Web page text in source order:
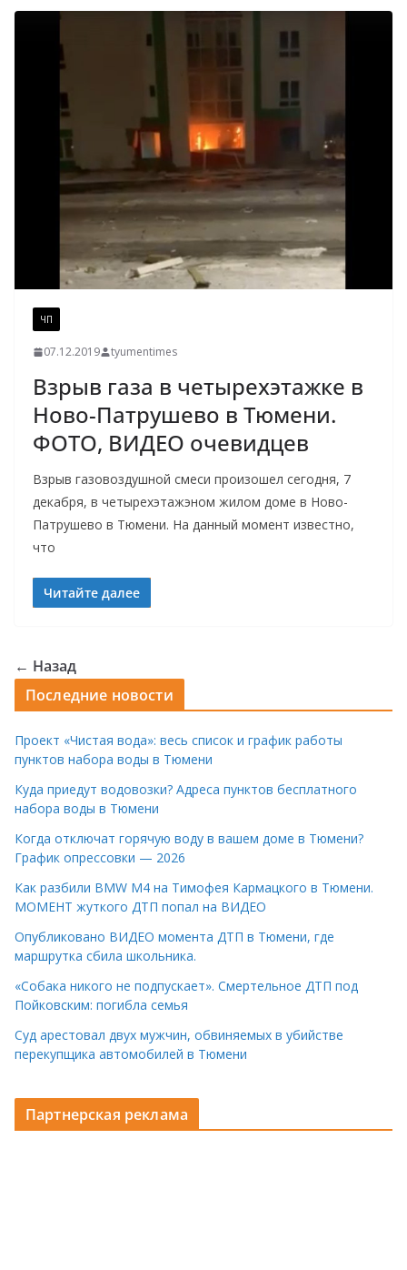
ЧП
07.12.2019 tyumentimes
Взрыв газа в четырехэтажке в
Ново-Патрушево в Тюмени.
ФОТО, ВИДЕО очевидцев
Взрыв газовоздушной смеси произошел сегодня, 7
декабря, в четырехэтажэном жилом доме в Ново-
Патрушево в Тюмени. На данный момент известно,
что
Читайте далее
← Назад
Последние новости
Проект «Чистая вода»: весь список и график работы
пунктов набора воды в Тюмени
Куда приедут водовозки? Адреса пунктов бесплатного
набора воды в Тюмени
Когда отключат горячую воду в вашем доме в Тюмени?
График опрессовки — 2026
Как разбили BMW M4 на Тимофея Кармацкого в Тюмени.
МОМЕНТ жуткого ДТП попал на ВИДЕО
Опубликовано ВИДЕО момента ДТП в Тюмени, где
маршрутка сбила школьника.
«Собака никого не подпускает». Смертельное ДТП под
Пойковским: погибла семья
Суд арестовал двух мужчин, обвиняемых в убийстве
перекупщика автомобилей в Тюмени
Партнерская реклама